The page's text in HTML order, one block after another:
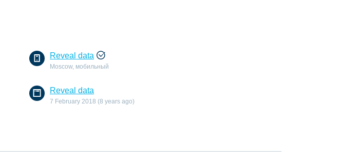
Reveal data
Moscow, мобильный
Reveal data
7 February 2018 (8 years ago)